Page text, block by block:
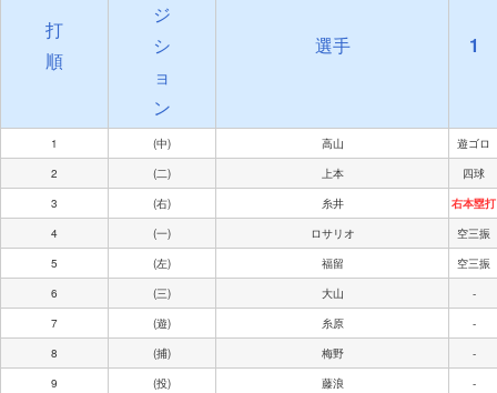
打
順
ジ
シ
ョ
ン
選手 1
1 (中) 高山
遊ゴロ
2
(二) 上本
四球
3
(右) 糸井
右本塁打
4
(一) ロサリオ
空三振
5
(左) 福留
空三振
6
(三) 大山
-
7
(遊) 糸原
-
8
(捕) 梅野
-
9
(投) 藤浪
-